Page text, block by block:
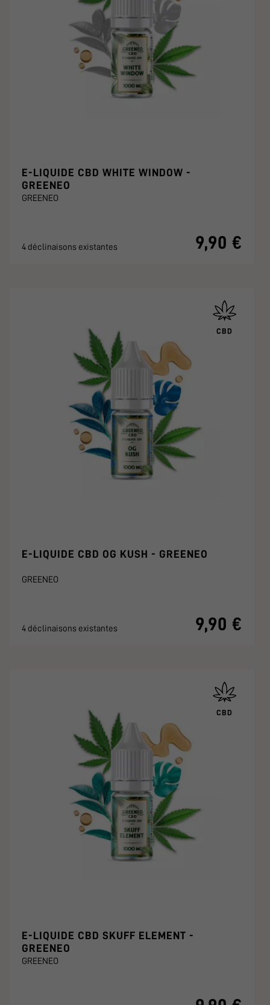
E-LIQUIDE CBD WHITE WINDOW -
GREENEO
GREENEO
4 déclinaisons existantes 9,90 €
CBD
E-LIQUIDE CBD OG KUSH - GREENEO
GREENEO
4 déclinaisons existantes 9,90 €
CBD
E-LIQUIDE CBD SKUFF ELEMENT -
GREENEO
GREENEO